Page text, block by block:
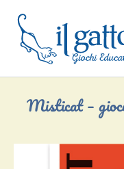
contenuto
Misticat –